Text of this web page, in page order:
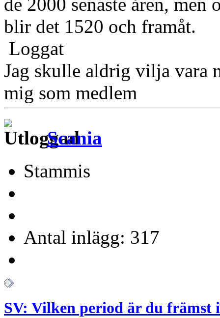
de 2000 senaste åren,
blir det 1520 och framåt.
Loggat
Jag skulle aldrig vilja vara
mig som medlem
Scania
Stammis
Antal inlägg: 317
SV: Vilken period är du främst